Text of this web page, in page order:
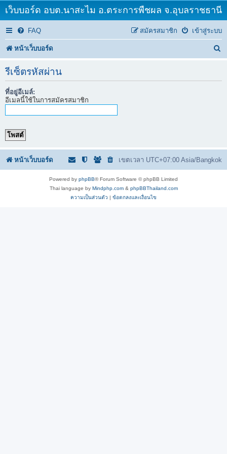
เว็บบอร์ด อบต.นาสะไม อ.ตระการพืชผล จ.อุบลราชธานี
FAQ เข้าสู่ระบบ
สมัครสมาชิก
หน้าเว็บบอร์ด
รีเซ็ตรหัสผ่าน
ที่อยู่อีเมล์:
อีเมลนี้ใช้ในการสมัครสมาชิก
หน้าเว็บบอร์ด เขตเวลา UTC+07:00 Asia/Bangkok
Powered by phpBB® Forum Software © phpBB Limited
Thai language by Mindphp.com& phpBBThailand.com
ความเป็นส่วนตัว | ข้อตกลงและเงื่อนไข